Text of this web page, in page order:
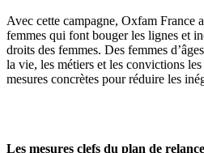
Avec cette campagne, Oxfam France
femmes qui font bouger les lignes et
droits des femmes. Des femmes
la vie, les métiers et les convictions
mesures concrètes pour réduire les
Les mesures clefs du plan de